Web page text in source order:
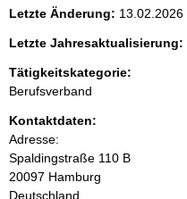
i
n
h
a
l
Letzte Änderung: 13.02.2026
Letzte Jahresaktualisierung:
Tätigkeitskategorie:
Berufsverband
Kontaktdaten:
Adresse:
Spaldingstraße 110 B
20097 Hamburg
Deutschland